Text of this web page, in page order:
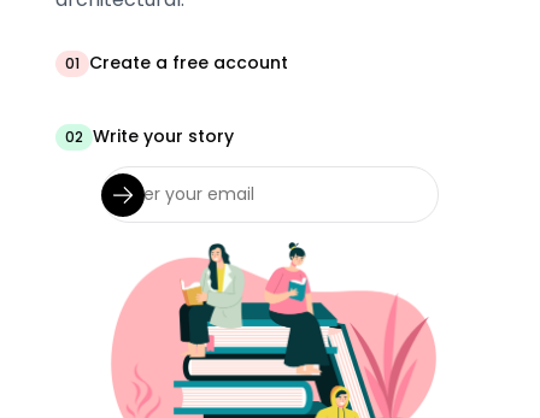
01 Create a free account
02 Write your story